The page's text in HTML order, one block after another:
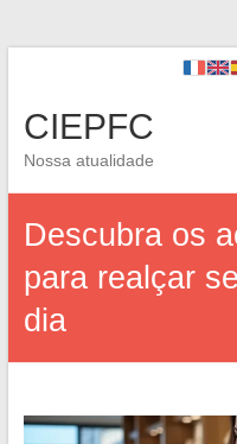
CIEPFC
Nossa atualidade
Descubra os
para realçar
dia